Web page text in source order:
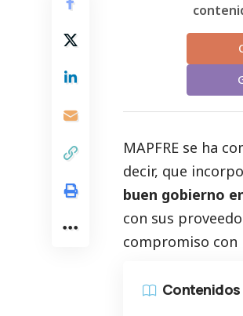
MAPFRE se ha
decir, que
buen gobierno
con sus
compromiso con
Contenidos